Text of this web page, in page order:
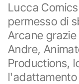
Lucca
permesso di
Arcane
Andre,
Productions,
l'adattamento